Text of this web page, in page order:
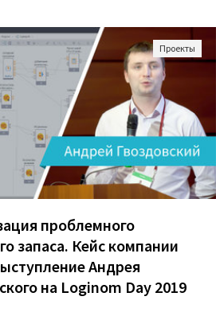
Проекты
проблемного
запаса. Кейс компании
Андрея
на Loginom Day 2019